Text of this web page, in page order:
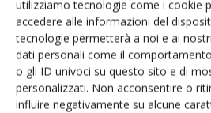
utilizziamo tecnologie come i cookie
accedere alle informazioni del
tecnologie permetterà a noi e ai
dati personali come il
o gli ID univoci su questo sito e di
personalizzati. Non acconsentire o
influire negativamente su alcune
Fondi per la
Fondo
Federacma